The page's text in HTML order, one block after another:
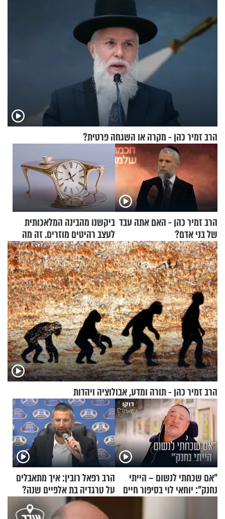
הרב זמיר כהן - מקרה או השגחה פרטית?
הרב זמיר כהן - האם אתה עבד
של בני אדם?
ביקשנו מהבינה המלאכותית
לעצב רהיטים מוזרים. זה מה
שיצא
הרב זמיר כהן - תורה ומדע, אבולוציה ויהדות
"אם שכחתי לנשום – הייתי
נחנק": יוחאי לוי בסיפור חיים
הרב רפאל רובין: איך מתאבלים
על טרגדיה בת אלפיים שנה?